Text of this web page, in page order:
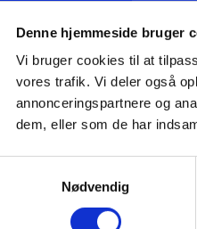
Denne hjemmeside bruger
Vi bruger cookies til at
vores trafik. Vi deler også
annonceringspartnere og
dem, eller som de har
Nødvendig
kortere
at få et
til at
Har du
måske
En
den